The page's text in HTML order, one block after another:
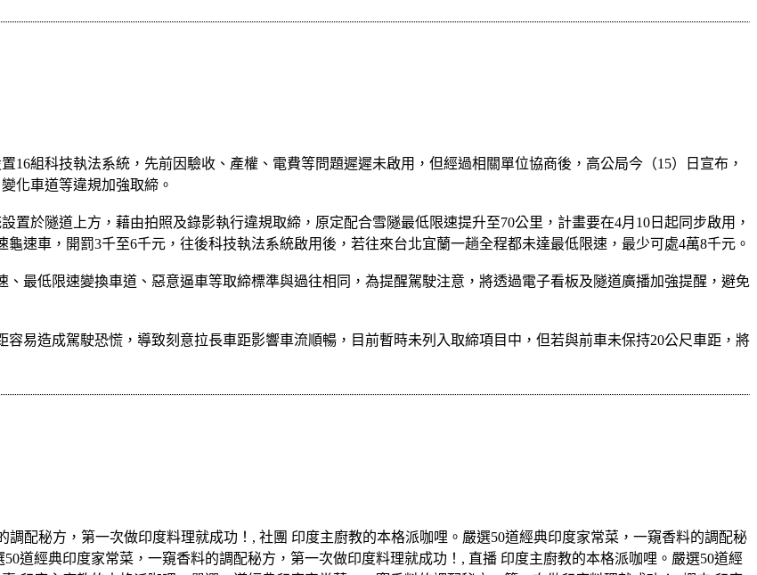
16組科技執法系統，先前因驗收、產權、電費等問題遲遲未啟用，但經過相關單位協商後，高公局今（15）日宣布，
化車道等違規加強取締。
置於隧道上方，藉由拍照及錄影執行違規取締，原定配合雪隧最低限速提升至70公里，計畫要在4月10日起同步啟用，
速車，開罰3千至6千元，往後科技執法系統啟用後，若往來台北宜蘭一趟全程都未達最低限速，最少可處4萬8千元。
最低限速變換車道、惡意逼車等取締標準與過往相同，為提醒駕駛注意，將透過電子看板及隧道廣播加強提醒，避免
易造成駕駛恐慌，導致刻意拉長車距影響車流順暢，目前暫時未列入取締項目中，但若與前車未保持20公尺車距，將
配秘方，第一次做印度料理就成功！, 社團 印度主廚教的本格派咖哩。嚴選50道經典印度家常菜，一窺香料的調配秘
道經典印度家常菜，一窺香料的調配秘方，第一次做印度料理就成功！, 直播 印度主廚教的本格派咖哩。嚴選50道經